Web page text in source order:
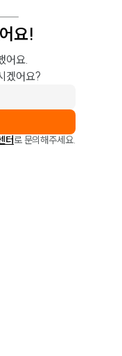
요!
어요.
겠어요?
터로 문의해주세요.